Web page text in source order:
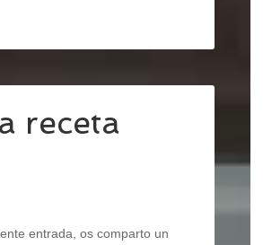
receta
entrada, os comparto un